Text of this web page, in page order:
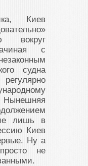
Киев
вокруг
с
судна
лишь в
Киев
Ну а
не